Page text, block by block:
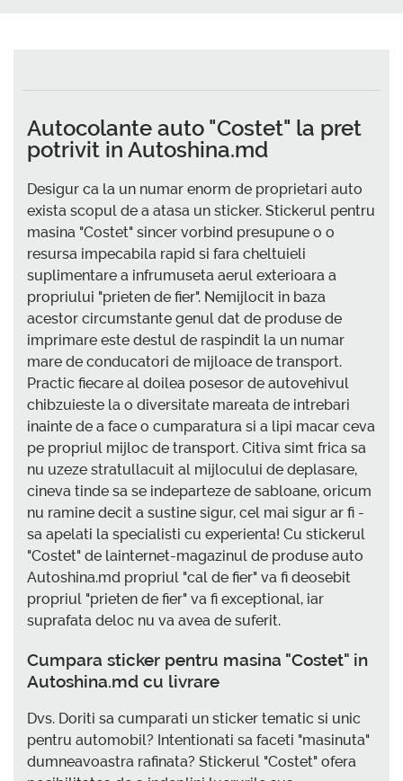
Autocolante auto "Costet" la pret
potrivit in Autoshina.md
Desigur ca la un numar enorm de proprietari auto
exista scopul de a atasa un sticker. Stickerul pentru
masina "Costet" sincer vorbind presupune o o
resursa impecabila rapid si fara cheltuieli
suplimentare a infrumuseta aerul exterioara a
propriului "prieten de fier". Nemijlocit in baza
acestor circumstante genul dat de produse de
imprimare este destul de raspindit la un numar
mare de conducatori de mijloace de transport.
Practic fiecare al doilea posesor de autovehivul
chibzuieste la o diversitate mareata de intrebari
inainte de a face o cumparatura si a lipi macar ceva
pe propriul mijloc de transport. Citiva simt frica sa
nu uzeze stratullacuit al mijlocului de deplasare,
cineva tinde sa se indeparteze de sabloane, oricum
nu ramine decit a sustine sigur, cel mai sigur ar fi -
sa apelati la specialisti cu experienta! Cu stickerul
"Costet" de lainternet-magazinul de produse auto
Autoshina.md propriul "cal de fier" va fi deosebit
propriul "prieten de fier" va fi exceptional, iar
suprafata deloc nu va avea de suferit.
Cumpara sticker pentru masina "Costet" in
Autoshina.md cu livrare
Dvs. Doriti sa cumparati un sticker tematic si unic
pentru automobil? Intentionati sa faceti "masinuta"
dumneavoastra rafinata? Stickerul "Costet" ofera